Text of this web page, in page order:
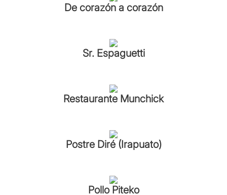
De corazón a corazón
Sr. Espaguetti
Restaurante Munchick
Postre Diré (Irapuato)
Pollo Piteko